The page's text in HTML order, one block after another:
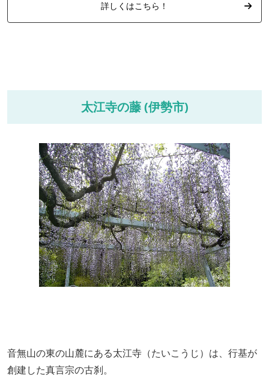
詳しくはこちら！
太江寺の藤 (伊勢市)
音無山の東の山麓にある太江寺（たいこうじ）は、行基が
創建した真言宗の古刹。